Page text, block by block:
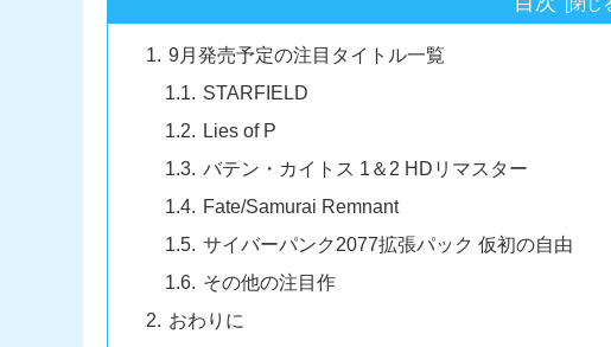
9月発売予定の注目タイトル一覧
STARFIELD
Lies of P
バテン・カイトス 1＆2 HDリマスター
Fate/Samurai Remnant
サイバーパンク2077拡張パック 仮初の自由
その他の注目作
おわりに